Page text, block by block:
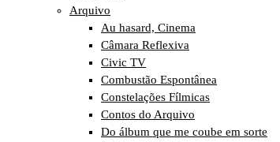
Arquivo
Au hasard, Cinema
Câmara Reflexiva
Civic TV
Combustão Espontânea
Constelações Fílmicas
Contos do Arquivo
Do álbum que me coube em sorte